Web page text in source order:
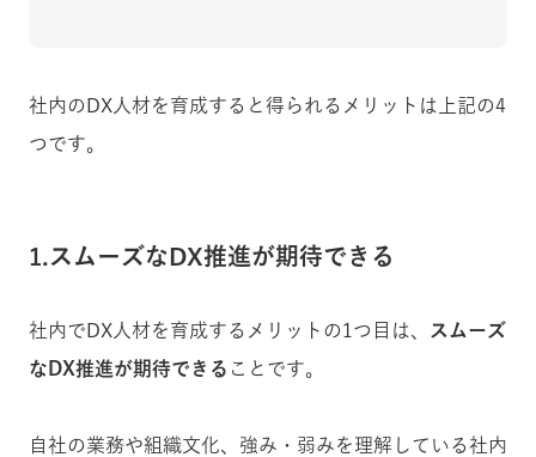
社内のDX人材を育成すると得られるメリットは上記の4
つです。
1.スムーズなDX推進が期待できる
社内でDX人材を育成するメリットの1つ目は、
スムーズ
なDX推進が期待できる ことです。
自社の業務や組織文化、強み・弱みを理解している社内